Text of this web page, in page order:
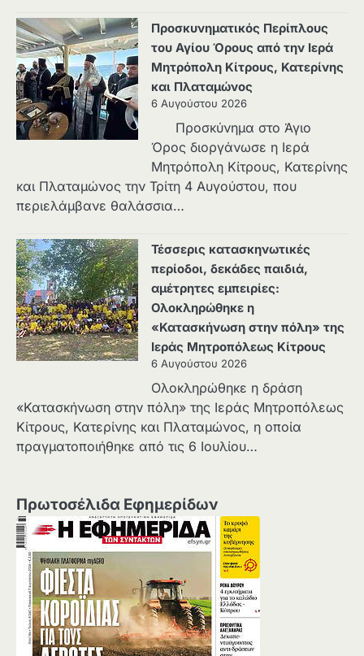
Προσκυνηματικός Περίπλους
του Αγίου Όρους από την Ιερά
Μητρόπολη Κίτρους, Κατερίνης
και Πλαταμώνος
6 Αυγούστου 2026
Προσκύνημα στο Άγιο
Όρος διοργάνωσε η Ιερά
Μητρόπολη Κίτρους, Κατερίνης
και Πλαταμώνος την Τρίτη 4 Αυγούστου, που
περιελάμβανε θαλάσσια…
Τέσσερις κατασκηνωτικές
περίοδοι, δεκάδες παιδιά,
αμέτρητες εμπειρίες:
Ολοκληρώθηκε η
«Κατασκήνωση στην πόλη» της
Ιεράς Μητροπόλεως Κίτρους
6 Αυγούστου 2026
Ολοκληρώθηκε η δράση
«Κατασκήνωση στην πόλη» της Ιεράς Μητροπόλεως
Κίτρους, Κατερίνης και Πλαταμώνος, η οποία
πραγματοποιήθηκε από τις 6 Ιουλίου…
Πρωτοσέλιδα Εφημερίδων